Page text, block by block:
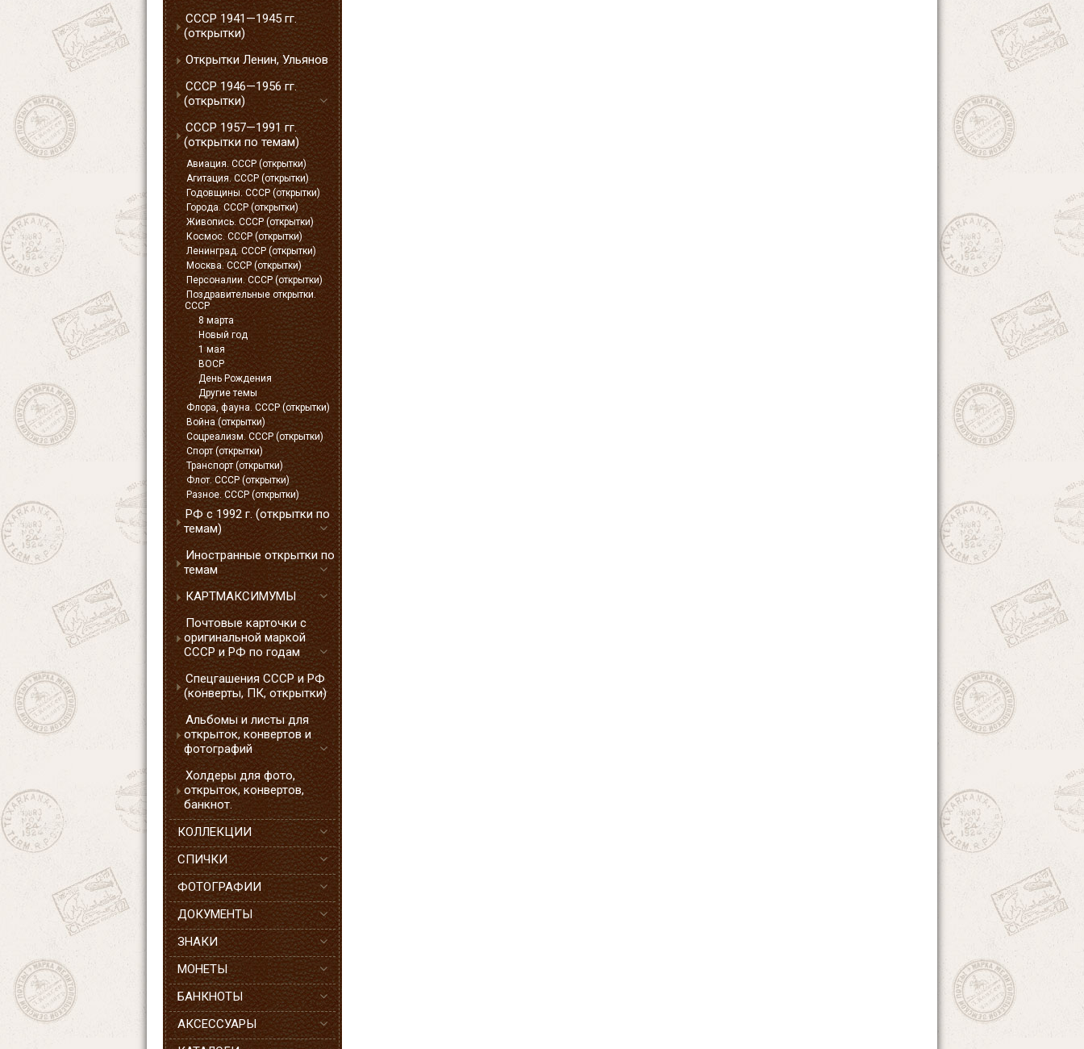
СССР 1941—1945 гг.
(открытки)
Открытки Ленин, Ульянов
СССР 1946—1956 гг.
(открытки)
СССР 1957—1991 гг.
(открытки по темам)
Авиация. СССР (открытки)
Агитация. СССР (открытки)
Годовщины. СССР (открытки)
Города. СССР (открытки)
Живопись. СССР (открытки)
Космос. СССР (открытки)
Ленинград. СССР (открытки)
Москва. СССР (открытки)
Персоналии. СССР (открытки)
Поздравительные открытки.
СССР
8 марта
Новый год
1 мая
ВОСР
День Рождения
Другие темы
Флора, фауна. СССР (открытки)
Война (открытки)
Соцреализм. СССР (открытки)
Спорт (открытки)
Транспорт (открытки)
Флот. СССР (открытки)
Разное. СССР (открытки)
РФ с 1992 г. (открытки по
темам)
Иностранные открытки по
темам
КАРТМАКСИМУМЫ
Почтовые карточки с
оригинальной маркой
СССР и РФ по годам
Спецгашения СССР и РФ
(конверты, ПК, открытки)
Альбомы и листы для
открыток, конвертов и
фотографий
Холдеры для фото,
открыток, конвертов,
банкнот.
КОЛЛЕКЦИИ
СПИЧКИ
ФОТОГРАФИИ
ДОКУМЕНТЫ
ЗНАКИ
МОНЕТЫ
БАНКНОТЫ
АКСЕССУАРЫ